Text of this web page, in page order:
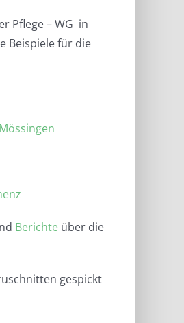
Pflege – WG in
Beispiele für die
Berichte über die
gespickt